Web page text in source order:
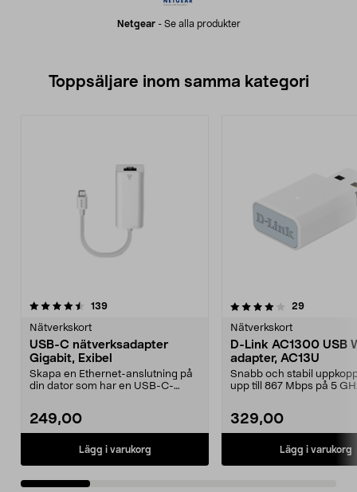
Netgear- Se alla produkter
Toppsäljare inom samma kategori
139recensioner
Nätverkskort
USB-C nätverksadapter
Gigabit, Exibel
Skapa en Ethernet-anslutning på
din dator som har en USB-C-
249,00
Lägg i varukorg
4.0 av 5 stjärnor 29recensioner
Nätverkskort
D-Link AC1300 USB
adapter, AC13U
Snabb och stabil
upp till 867 Mbps på 5
329,00
Lägg i varukorg
3.0 av 5 stjärnor